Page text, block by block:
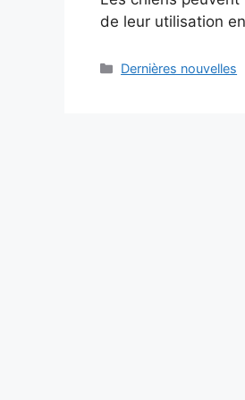
de leur utilisation
Categories
Dernières nouvelles